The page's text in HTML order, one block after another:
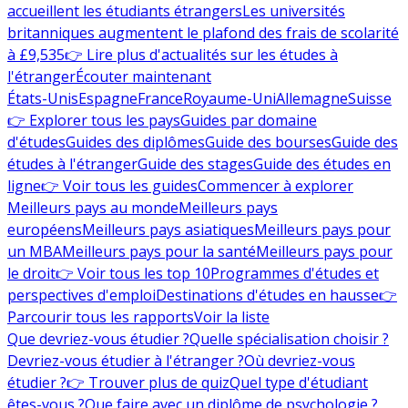
accueillent les étudiants étrangersLes universités
britanniques augmentent le plafond des frais de scolarité
à £9,535👉 Lire plus d'actualités sur les études à
l'étrangerÉcouter maintenant
États-UnisEspagneFranceRoyaume-UniAllemagneSuisse
👉 Explorer tous les paysGuides par domaine
d'étudesGuides des diplômesGuide des boursesGuide des
études à l'étrangerGuide des stagesGuide des études en
ligne👉 Voir tous les guidesCommencer à explorer
Meilleurs pays au mondeMeilleurs pays
européensMeilleurs pays asiatiquesMeilleurs pays pour
un MBAMeilleurs pays pour la santéMeilleurs pays pour
le droit👉 Voir tous les top 10Programmes d'études et
perspectives d'emploiDestinations d'études en hausse👉
Parcourir tous les rapportsVoir la liste
Que devriez-vous étudier ?Quelle spécialisation choisir ?
Devriez-vous étudier à l'étranger ?Où devriez-vous
étudier ?👉 Trouver plus de quizQuel type d'étudiant